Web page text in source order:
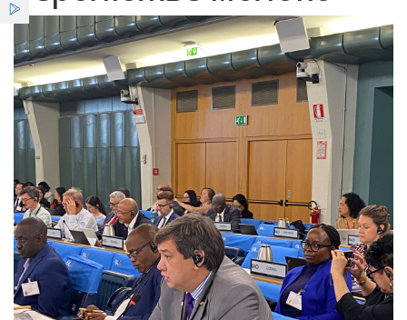
Услуги
Новости
Вестник НЦЭ